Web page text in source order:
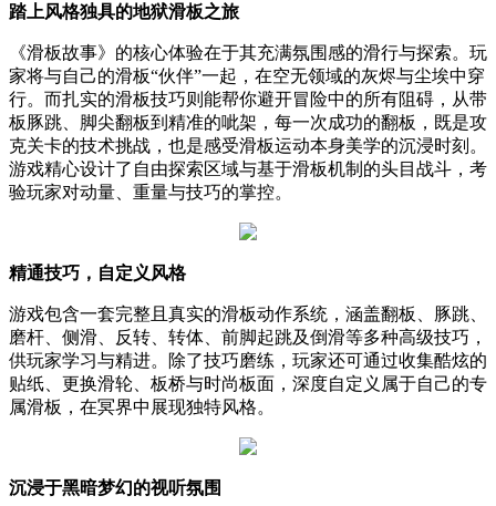
踏上风格独具的地狱滑板之旅
《滑板故事》的核心体验在于其充满氛围感的滑行与探索。玩
家将与自己的滑板“伙伴”一起，在空无领域的灰烬与尘埃中穿
行。而扎实的滑板技巧则能帮你避开冒险中的所有阻碍，从带
板豚跳、脚尖翻板到精准的呲架，每一次成功的翻板，既是攻
克关卡的技术挑战，也是感受滑板运动本身美学的沉浸时刻。
游戏精心设计了自由探索区域与基于滑板机制的头目战斗，考
验玩家对动量、重量与技巧的掌控。
精通技巧，自定义风格
游戏包含一套完整且真实的滑板动作系统，涵盖翻板、豚跳、
磨杆、侧滑、反转、转体、前脚起跳及倒滑等多种高级技巧，
供玩家学习与精进。除了技巧磨练，玩家还可通过收集酷炫的
贴纸、更换滑轮、板桥与时尚板面，深度自定义属于自己的专
属滑板，在冥界中展现独特风格。
沉浸于黑暗梦幻的视听氛围